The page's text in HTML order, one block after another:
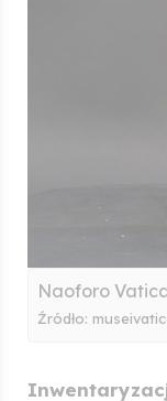
Naoforo
Źródło: